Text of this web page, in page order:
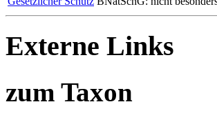
Externe Links
zum Taxon